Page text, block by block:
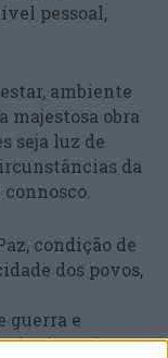
pessoal,
ambiente
majestosa obra
seja luz de
da
condição de
dos povos,
guerra e
sinais muito